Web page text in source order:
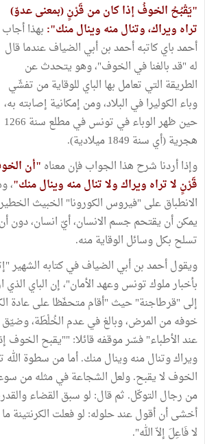
"يَقْبُحُ الخوفُ إذا كان من قَرْنٍ (بمعنى عدوّ)
تراه ويراك، وتنال منه وينال منك": بهذا أجاب
أحمد باي كاتبه أحمد بن أبي الضياف عندما قال
له "قد بالغنا في الخوف"، وهو يتحدث عن
الطريقة التي تعامل بها الباي للوقاية من تفشّي
وباء الكوليرا في البلاد، ومن إمكانية إصابته به،
حين ظهر الوباء في تونس في مطلع سنة 1266
هجرية (أي سنة 1849 ميلادية).
وإذا أردنا شرح هذا الجواب فإن معناه "أن
قَرْنٍ لا تراه ويراك ولا تنال منه وينال منك"،
الانطباق على "فيروس الكورونا" الخبيث
يمكن أن يقتحم جسم الانسان، أيّ انسان، دون أن
تسلح بكل وسائل الوقاية منه.
ويقول أحمد بن أبي الضياف في كتابه الشهير
بأخبار ملوك تونس وعهد الأمان"، إن الباي
إلى "قرطاجنة" حيث "أقام متحفّظا على عادة
خوفه من المرض، وبالغ في عدم الخُلْطَة، وضيّق
عند الأطباء" فسّر موقفه قائلا: ""يقبح الخوف
ويراك وتنال منه وينال منك. أما من سطوة الله
الخوف لا يقبح. ولعل الشجاعة في مثله من سوء
من رجال التوكّل. ثم قال: لو سبق القضاء
أخشى أن أقول عند حلوله: لو فعلت الكرنتينة
لا فَاعِلَ إلاّ الله".